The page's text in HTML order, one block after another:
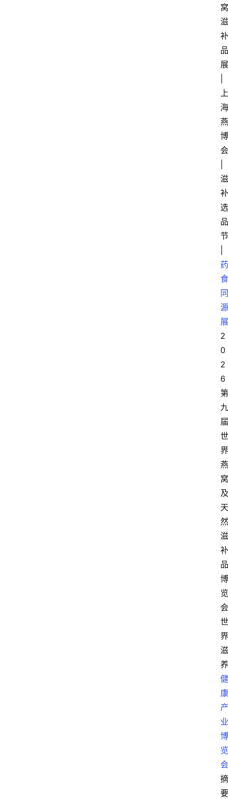
窝
滋
补
品
展
上
海
燕
博
会
滋
补
选
品
节
药
食
同
源
展
2
0
2
6
第
九
届
世
界
燕
窝
及
天
然
滋
补
品
博
览
会
世
界
滋
养
健
康
产
业
博
览
会
摘
要